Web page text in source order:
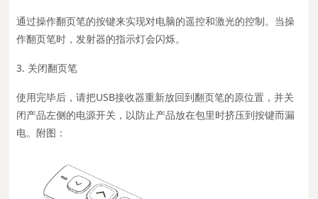
通过操作翻页笔的按键来实现对电脑的遥控和激光的控制。当操
作翻页笔时，发射器的指示灯会闪烁。
3. 关闭翻页笔
使用完毕后，请把USB接收器重新放回到翻页笔的原位置，并关
闭产品左侧的电源开关，以防止产品放在包里时挤压到按键而漏
电。附图：